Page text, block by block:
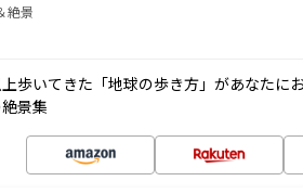
絶景
歩いてきた「地球の歩き方」があなたに
景集